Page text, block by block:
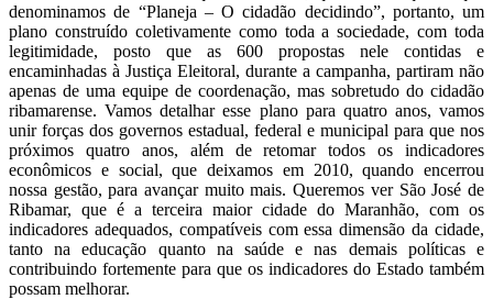
denominamos de “Planeja – O cidadão decidindo”, portanto, um
plano construído coletivamente como toda a sociedade, com toda
legitimidade, posto que as 600 propostas nele contidas e
encaminhadas à Justiça Eleitoral, durante a campanha, partiram não
apenas de uma equipe de coordenação, mas sobretudo do cidadão
ribamarense. Vamos detalhar esse plano para quatro anos, vamos
unir forças dos governos estadual, federal e municipal para que nos
próximos quatro anos, além de retomar todos os indicadores
econômicos e social, que deixamos em 2010, quando encerrou
nossa gestão, para avançar muito mais. Queremos ver São José de
Ribamar, que é a terceira maior cidade do Maranhão, com os
indicadores adequados, compatíveis com essa dimensão da cidade,
tanto na educação quanto na saúde e nas demais políticas e
contribuindo fortemente para que os indicadores do Estado também
possam melhorar.